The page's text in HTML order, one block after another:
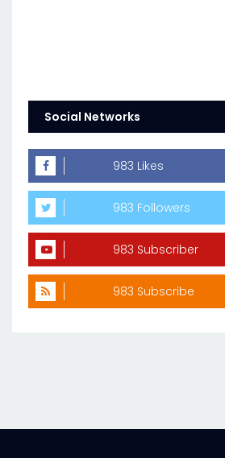
Social Networks
983 Likes
983 Followers
983 Subscriber
983 Subscribe